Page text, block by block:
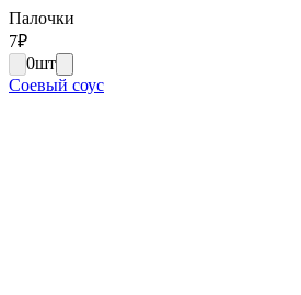
Палочки
7₽
0шт
Соевый соус